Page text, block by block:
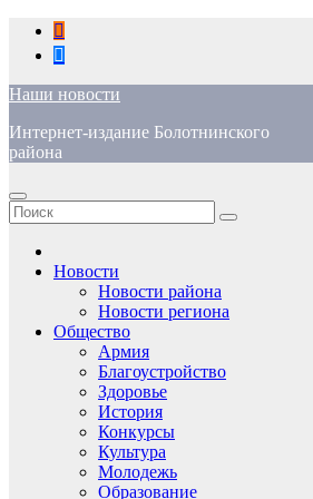
Перейти
содержимому
Наши новости
Интернет-издание Болотнинского
района
Новости
Новости района
Новости региона
Общество
Армия
Благоустройство
Здоровье
История
Конкурсы
Культура
Молодежь
Образование